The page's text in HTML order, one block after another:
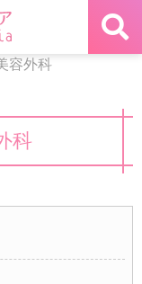
容外科
科